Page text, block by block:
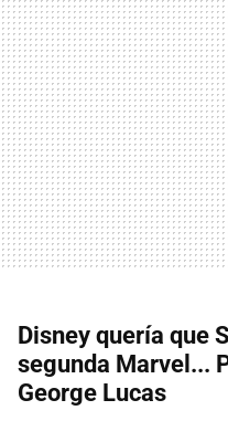
Disney quería que
segunda Marvel...
George Lucas